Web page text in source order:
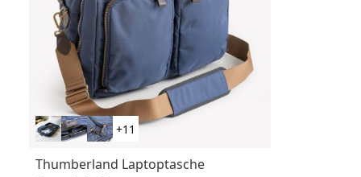
+11
Thumberland Laptoptasche